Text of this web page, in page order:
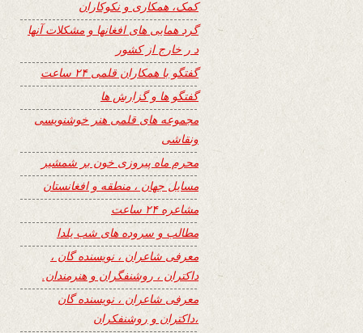
کمک، همکاری و نکوکاران
گرد همایی های افغانها و مشکلات آنها
د ر خارج از کشور
گفتگو با همکاران قلمی ۲۴ ساعت
گفتگو ها و گزارش ها
مجموعه های قلمی هنر خوشنویسی
ونقاشی
محرم ماه پیروزی خون بر شمشیر
مسایل جهان ، منطقه و افغانستان
مشاعره ۲۴ ساعت
مطالب و سروده های شب یلدا
معرفی شاعران ، نویسنده گان ،
داکتران ، روشنفگران و هنرمندان.
معرفی شاعران ، نویسنده گان
،داکتران و روشنفکران